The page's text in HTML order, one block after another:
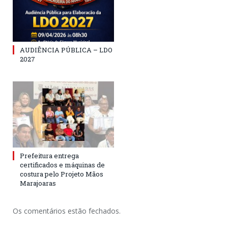
AUDIÊNCIA PÚBLICA – LDO
2027
Prefeitura entrega
certificados e máquinas de
costura pelo Projeto Mãos
Marajoaras
Os comentários estão fechados.